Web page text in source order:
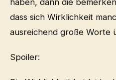
dass sich Wirklichkeit
ausreichend große Worte
Spoiler: